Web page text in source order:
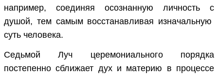
например, соединяя осознанную личность с
душой, тем самым восстанавливая изначальную
суть человека.
Седьмой Луч церемониального порядка
постепенно сближает дух и материю в процессе